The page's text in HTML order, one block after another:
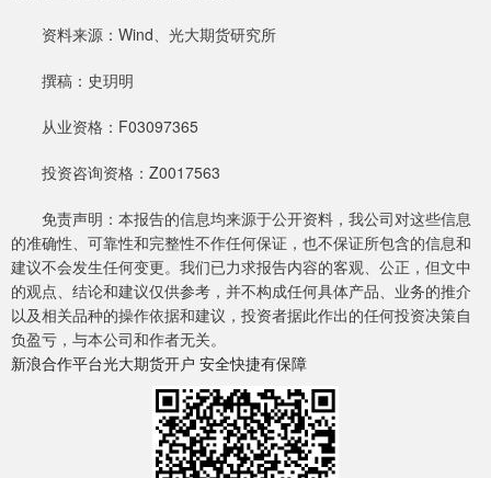
资料来源：Wind、光大期货研究所
撰稿：史玥明
从业资格：F03097365
投资咨询资格：Z0017563
免责声明：本报告的信息均来源于公开资料，我公司对这些信息
的准确性、可靠性和完整性不作任何保证，也不保证所包含的信息和
建议不会发生任何变更。我们已力求报告内容的客观、公正，但文中
的观点、结论和建议仅供参考，并不构成任何具体产品、业务的推介
以及相关品种的操作依据和建议，投资者据此作出的任何投资决策自
负盈亏，与本公司和作者无关。
新浪合作平台光大期货开户 安全快捷有保障